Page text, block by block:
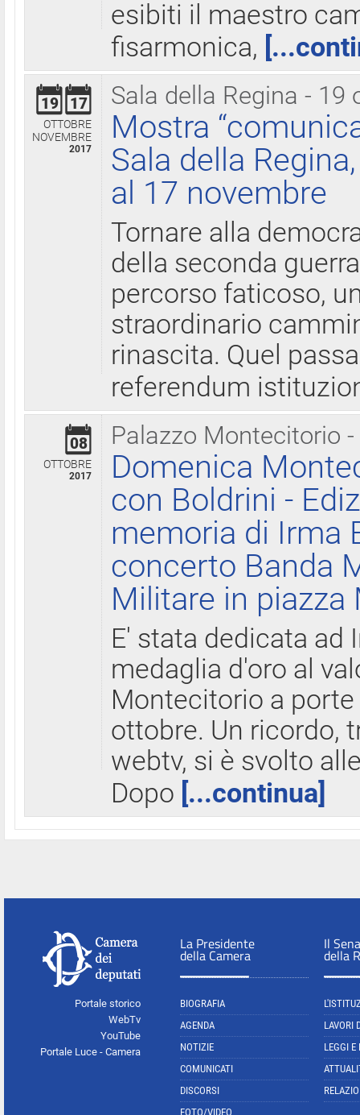
esibiti il maestro
fisarmonica,
Sala della Regina - 19
19 17
OTTOBRE
NOVEMBRE
2017
Mostra
Sala della
al 17 novembre
Tornare alla
della seconda
percorso faticoso,
straordinario
rinascita. Quel
referendum
Palazzo Montecitorio
08
OTTOBRE
2017
Domenica
con Boldrini -
memoria di Irma
concerto Banda
Militare in
E' stata dedicata ad
medaglia d'oro al
Montecitorio a
ottobre. Un ricordo,
webtv, si è svolto
Dopo [...continua]
Portale storico
WebTv
YouTube
Portale Luce - Camera
La Presidente
della Camera
BIOGRAFIA
AGENDA
NOTIZIE
COMUNICATI
DISCORSI
FOTO/VIDEO
Il
della
LAVORI
LEGGI E